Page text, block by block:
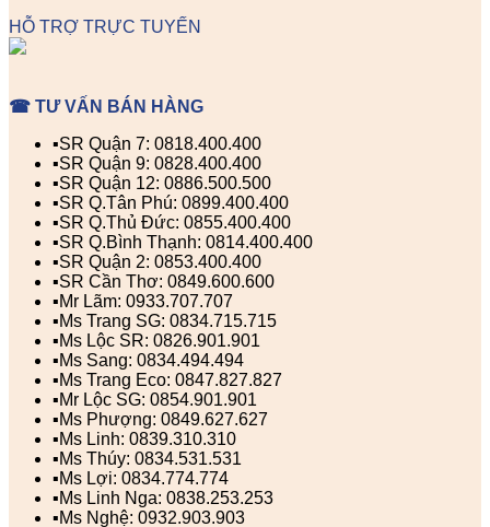
HỖ TRỢ TRỰC TUYẾN
☎ TƯ VẤN BÁN HÀNG
▪️SR Quận 7: 0818.400.400
▪️SR Quận 9: 0828.400.400
▪️SR Quận 12: 0886.500.500
▪️SR Q.Tân Phú: 0899.400.400
▪️SR Q.Thủ Đức: 0855.400.400
▪️SR Q.Bình Thạnh: 0814.400.400
▪️SR Quận 2: 0853.400.400
▪️SR Cần Thơ: 0849.600.600
▪️Mr Lãm: 0933.707.707
▪️Ms Trang SG: 0834.715.715
▪️Ms Lộc SR: 0826.901.901
▪️Ms Sang: 0834.494.494
▪️Ms Trang Eco: 0847.827.827
▪️Mr Lộc SG: 0854.901.901
▪️Ms Phượng: 0849.627.627
▪️Ms Linh: 0839.310.310
▪️Ms Thúy: 0834.531.531
▪️Ms Lợi: 0834.774.774
▪️Ms Linh Nga: 0838.253.253
▪️Ms Nghệ: 0932.903.903